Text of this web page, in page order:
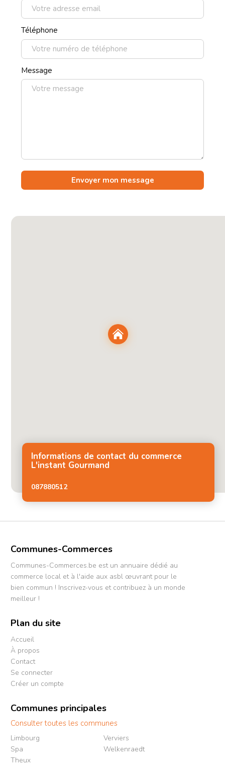
Téléphone
Message
Informations de contact du commerce
L'instant Gourmand
087880512
Communes-Commerces
Communes-Commerces.be est un annuaire dédié au
commerce local et à l'aide aux asbl œuvrant pour le
bien commun ! Inscrivez-vous et contribuez à un monde
meilleur !
Plan du site
Accueil
À propos
Contact
Se connecter
Créer un compte
Communes principales
Consulter toutes les communes
Limbourg
Spa
Theux
Verviers
Welkenraedt